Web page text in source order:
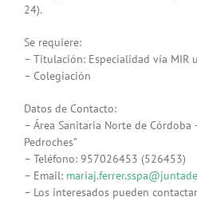
24).
Se requiere:
– Titulación: Especialidad vía MIR
– Colegiación
Datos de Contacto:
– Área Sanitaria Norte de Córdoba
Pedroches”
– Teléfono: 957026453 (526453)
– Email:
– Los interesados pueden